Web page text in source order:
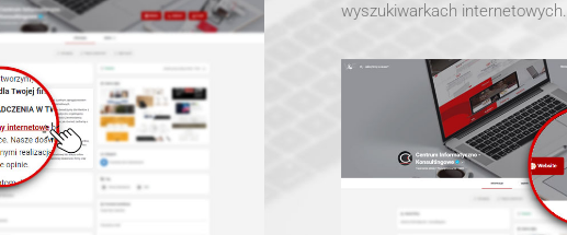
wyszukiwarkach internetowych.